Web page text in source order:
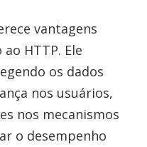
vantagens
HTTP. Ele
os dados
nos usuários,
nos mecanismos
o desempenho